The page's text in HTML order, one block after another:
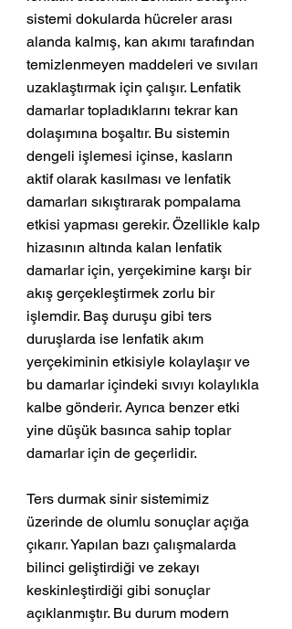
sistemi dokularda hücreler arası
alanda kalmış, kan akımı tarafından
temizlenmeyen maddeleri ve sıvıları
uzaklaştırmak için çalışır. Lenfatik
damarlar topladıklarını tekrar kan
dolaşımına boşaltır. Bu sistemin
dengeli işlemesi içinse, kasların
aktif olarak kasılması ve lenfatik
damarları sıkıştırarak pompalama
etkisi yapması gerekir. Özellikle kalp
hizasının altında kalan lenfatik
damarlar için, yerçekimine karşı bir
akış gerçekleştirmek zorlu bir
işlemdir. Baş duruşu gibi ters
duruşlarda ise lenfatik akım
yerçekiminin etkisiyle kolaylaşır ve
bu damarlar içindeki sıvıyı kolaylıkla
kalbe gönderir. Ayrıca benzer etki
yine düşük basınca sahip toplar
damarlar için de geçerlidir.
Ters durmak sinir sistemimiz
üzerinde de olumlu sonuçlar açığa
çıkarır. Yapılan bazı çalışmalarda
bilinci geliştirdiği ve zekayı
keskinleştirdiği gibi sonuçlar
açıklanmıştır. Bu durum modern